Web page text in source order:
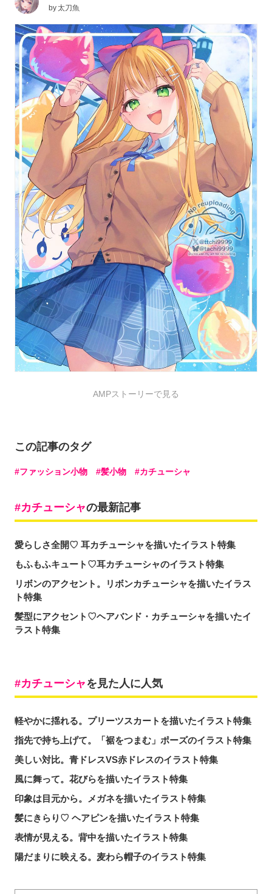
by太刀魚
AMPストーリーで見る
この記事のタグ
ファッション小物 髪小物 カチューシャ
カチューシャの最新記事
愛らしさ全開♡ 耳カチューシャを描いたイラスト特集
もふもふキュート♡耳カチューシャのイラスト特集
リボンのアクセント。リボンカチューシャを描いたイラス
ト特集
髪型にアクセント♡ヘアバンド・カチューシャを描いたイ
ラスト特集
カチューシャ を見た人に人気
軽やかに揺れる。プリーツスカートを描いたイラスト特集
指先で持ち上げて。「裾をつまむ」ポーズのイラスト特集
美しい対比。青ドレスVS赤ドレスのイラスト特集
風に舞って。花びらを描いたイラスト特集
印象は目元から。メガネを描いたイラスト特集
髪にきらり♡ ヘアピンを描いたイラスト特集
表情が見える。背中を描いたイラスト特集
陽だまりに映える。麦わら帽子のイラスト特集